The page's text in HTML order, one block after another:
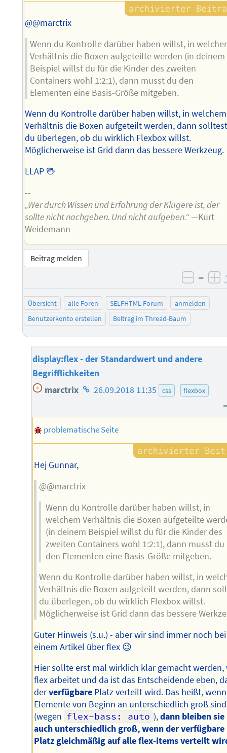
@@marctrix
Wenn du Kontrolle darüber haben willst, in
Verhältnis die Boxen aufgeteilte werden (in deinem
Beispiel willst du für die Kinder des zweiten
Containers wohl 1:2:1), dann musst du den
Elementen eine Basis-Größe mitgeben.
Wenn du Kontrolle darüber haben willst, in welchem
Verhältnis die Boxen aufgeteilt werden, dann
du überlegen, ob du wirklich Flexbox willst.
Möglicherweise ist Grid dann das bessere Werkzeug.
LLAP 🖖
--
„Wer durch Wissen und Erfahrung der Klügere ist, der
sollte nicht nachgeben. Und nicht aufgeben.“—Kurt
Weidemann
Beitrag melden
–
Übersicht alle Foren SELFHTML-Forum
anmelden
Benutzerkonto erstellen
Beitrag im Thread-Baum
display:flex - der Standardwert und andere
Begrifflichkeiten
marctrix Homepage
Autors
26.09.2018 11:35 css flexbox
problematische Seite
Hej Gunnar,
@@marctrix
Wenn du Kontrolle darüber haben willst, in
welchem Verhältnis die Boxen aufgeteilte
(in deinem Beispiel willst du für die Kinder des
zweiten Containers wohl 1:2:1), dann musst du
den Elementen eine Basis-Größe mitgeben.
Wenn du Kontrolle darüber haben willst, in
Verhältnis die Boxen aufgeteilt werden, dann
du überlegen, ob du wirklich Flexbox willst.
Möglicherweise ist Grid dann das bessere
Guter Hinweis (s.u.) - aber wir sind immer noch bei
einem Artikel über flex 😉
Hier sollte erst mal wirklich klar gemacht werden,
flex arbeitet und da ist das Entscheidende eben,
derverfügbare Platz verteilt wird. Das heißt,
Elemente von Beginn an unterschiedlich groß sind
(wegen flex-bass: auto ),dann bleiben sie
auch unterschiedlich groß, wenn der verfügbare
Platz gleichmäßig auf alle flex-items verteilt